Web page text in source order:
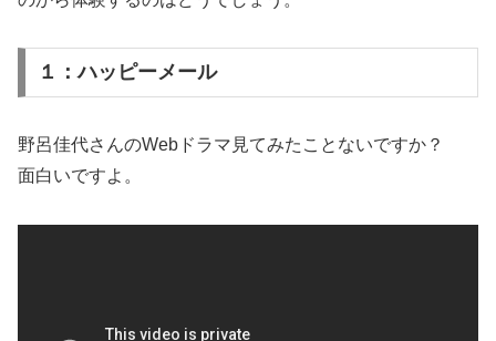
１：ハッピーメール
野呂佳代さんのWebドラマ見てみたことないですか？
面白いですよ。